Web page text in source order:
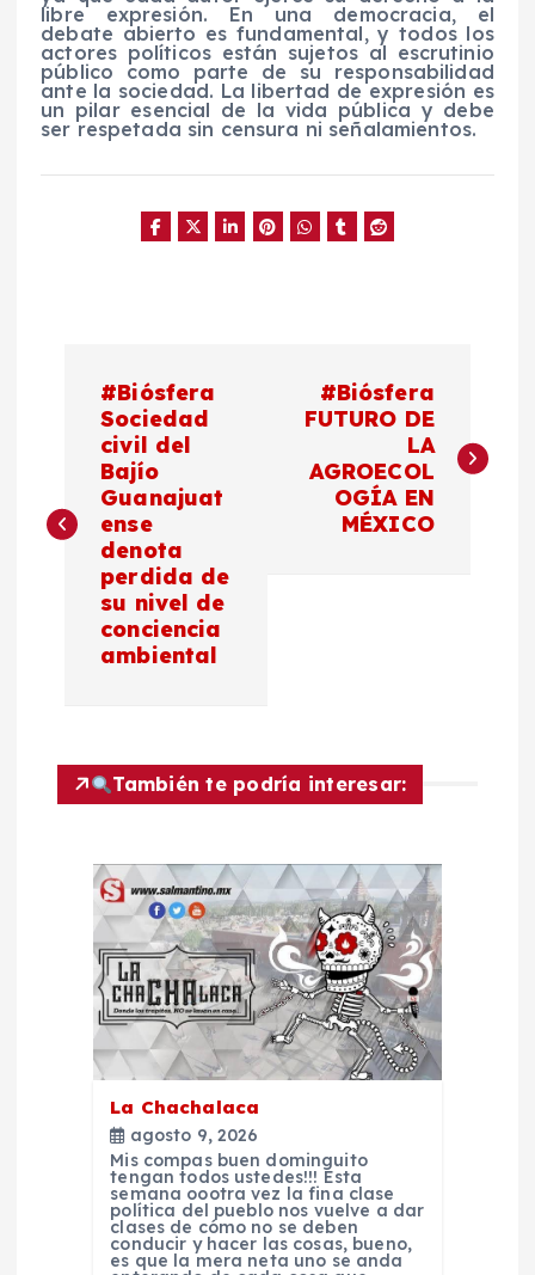
libre expresión. En una democracia, el
debate abierto es fundamental, y todos los
actores políticos están sujetos al escrutinio
público como parte de su responsabilidad
ante la sociedad. La libertad de expresión es
un pilar esencial de la vida pública y debe
ser respetada sin censura ni señalamientos.
e
#Biósfera
Sociedad
civil del
Bajío
Guanajuat
ense
denota
perdida de
su nivel de
conciencia
ambiental
#Biósfera
FUTURO DE
LA
AGROECOL
OGÍA EN
MÉXICO
También te podría interesar:
La Chachalaca
agosto 9, 2026
Mis compas buen dominguito
tengan todos ustedes!!! Esta
semana oootra vez la fina clase
política del pueblo nos vuelve a dar
clases de cómo no se deben
conducir y hacer las cosas, bueno,
es que la mera neta uno se anda